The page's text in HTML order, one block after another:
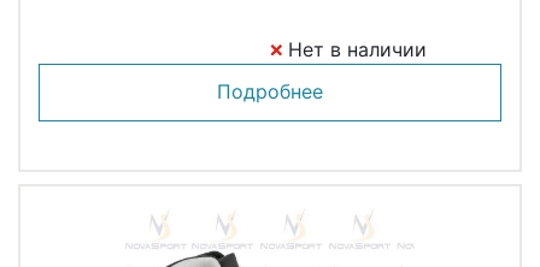
Нет в наличии
Подробнее